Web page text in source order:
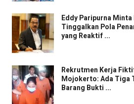
Eddy Paripurna
Tinggalkan Pola
yang Reaktif ...
Rekrutmen Kerja
Mojokerto: Ada Tiga
Barang Bukti ...